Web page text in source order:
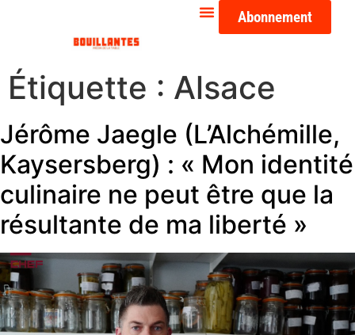
Abonnement
Étiquette : Alsace
Jérôme Jaegle (L’Alchémille,
Kaysersberg) : « Mon identité
culinaire ne peut être que la
résultante de ma liberté »